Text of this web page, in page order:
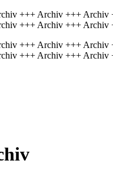
+++ Archiv +++
+++ Archiv +++ Archiv
+++ Archiv +++
+++ Archiv +++ Archiv